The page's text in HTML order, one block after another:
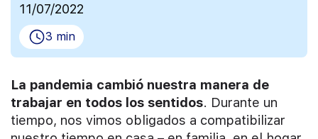
11/07/2022
3 min
La pandemia cambió nuestra manera de
trabajar en todos los sentidos. Durante un
tiempo, nos vimos obligados a compatibilizar